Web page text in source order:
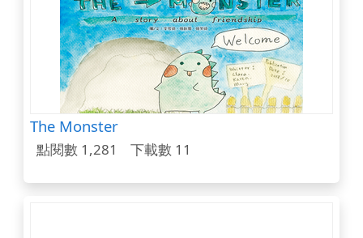
The Monster
點閱數 1,281 下載數 11